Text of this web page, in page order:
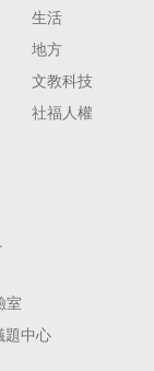
生活
地方
文教科技
社福人權
室
題中心